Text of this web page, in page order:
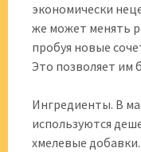
экономически
же может менять
пробуя новые
Это позволяет им
Ингредиенты. В
используются
хмелевые